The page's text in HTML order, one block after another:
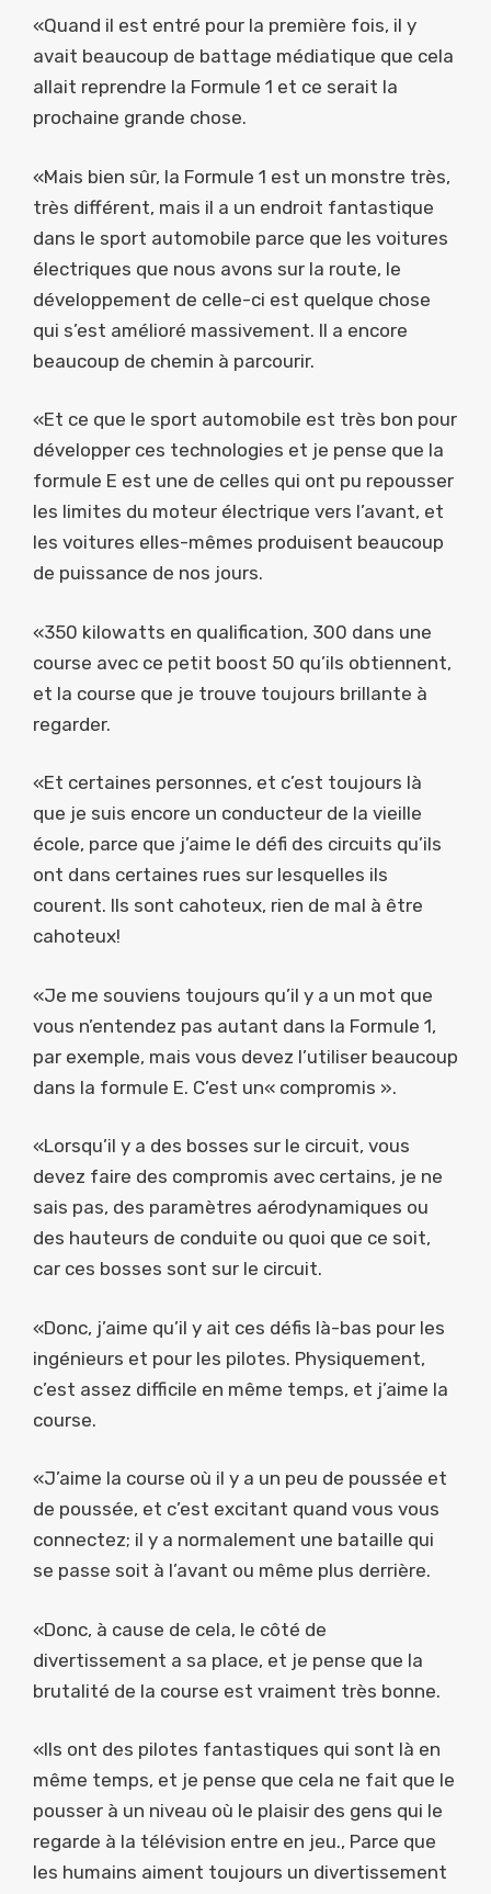
«Quand il est entré pour la première fois, il y
avait beaucoup de battage médiatique que cela
allait reprendre la Formule 1 et ce serait la
prochaine grande chose.
«Mais bien sûr, la Formule 1 est un monstre très,
très différent, mais il a un endroit fantastique
dans le sport automobile parce que les voitures
électriques que nous avons sur la route, le
développement de celle-ci est quelque chose
qui s’est amélioré massivement. Il a encore
beaucoup de chemin à parcourir.
«Et ce que le sport automobile est très bon pour
développer ces technologies et je pense que la
formule E est une de celles qui ont pu repousser
les limites du moteur électrique vers l’avant, et
les voitures elles-mêmes produisent beaucoup
de puissance de nos jours.
«350 kilowatts en qualification, 300 dans une
course avec ce petit boost 50 qu’ils obtiennent,
et la course que je trouve toujours brillante à
regarder.
«Et certaines personnes, et c’est toujours là
que je suis encore un conducteur de la vieille
école, parce que j’aime le défi des circuits qu’ils
ont dans certaines rues sur lesquelles ils
courent. Ils sont cahoteux, rien de mal à être
cahoteux!
«Je me souviens toujours qu’il y a un mot que
vous n’entendez pas autant dans la Formule 1,
par exemple, mais vous devez l’utiliser beaucoup
dans la formule E. C’est un« compromis ».
«Lorsqu’il y a des bosses sur le circuit, vous
devez faire des compromis avec certains, je ne
sais pas, des paramètres aérodynamiques ou
des hauteurs de conduite ou quoi que ce soit,
car ces bosses sont sur le circuit.
«Donc, j’aime qu’il y ait ces défis là-bas pour les
ingénieurs et pour les pilotes. Physiquement,
c’est assez difficile en même temps, et j’aime la
course.
«J’aime la course où il y a un peu de poussée et
de poussée, et c’est excitant quand vous vous
connectez; il y a normalement une bataille qui
se passe soit à l’avant ou même plus derrière.
«Donc, à cause de cela, le côté de
divertissement a sa place, et je pense que la
brutalité de la course est vraiment très bonne.
«Ils ont des pilotes fantastiques qui sont là en
même temps, et je pense que cela ne fait que le
pousser à un niveau où le plaisir des gens qui le
regarde à la télévision entre en jeu., Parce que
les humains aiment toujours un divertissement